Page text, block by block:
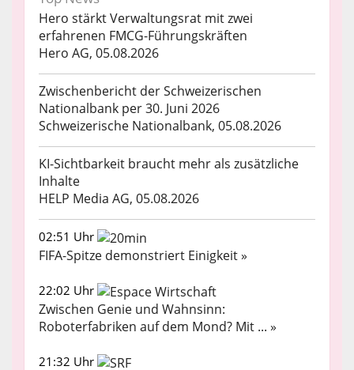
Hero stärkt Verwaltungsrat mit zwei
erfahrenen FMCG-Führungskräften
Hero AG, 05.08.2026
Zwischenbericht der Schweizerischen
Nationalbank per 30. Juni 2026
Schweizerische Nationalbank, 05.08.2026
KI-Sichtbarkeit braucht mehr als zusätzliche
Inhalte
HELP Media AG, 05.08.2026
02:51 Uhr
FIFA-Spitze demonstriert Einigkeit »
22:02 Uhr
Zwischen Genie und Wahnsinn:
Roboterfabriken auf dem Mond? Mit ... »
21:32 Uhr